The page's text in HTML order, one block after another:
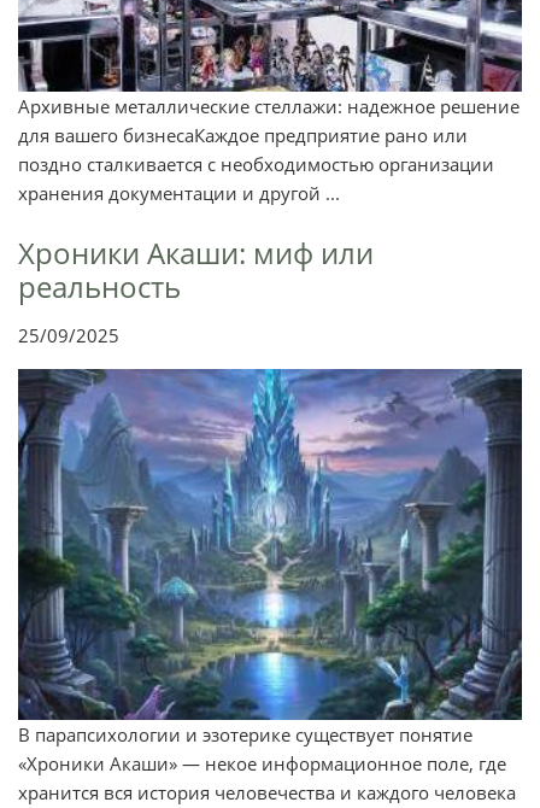
Архивные металлические стеллажи: надежное решение
для вашего бизнесаКаждое предприятие рано или
поздно сталкивается с необходимостью организации
хранения документации и другой ...
Хроники Акаши: миф или
реальность
25/09/2025
В парапсихологии и эзотерике существует понятие
«Хроники Акаши» — некое информационное поле, где
хранится вся история человечества и каждого человека